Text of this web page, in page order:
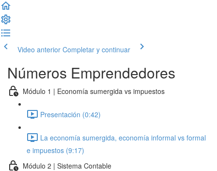
Video anterior Completar y continuar
Números Emprendedores
Módulo 1 | Economía sumergida vs impuestos
Presentación (0:42)
La economía sumergida, economía informal vs formal
e impuestos (9:17)
Módulo 2 | Sistema Contable